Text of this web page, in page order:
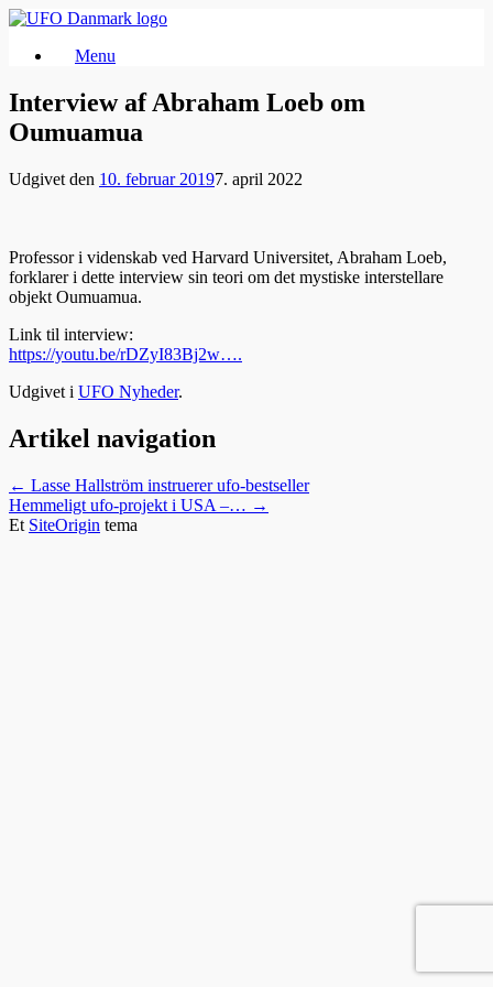
Gå
indhold
Menu
Interview af Abraham Loeb om
Oumuamua
Udgivet den 10. februar 20197. april 2022
Professor i videnskab ved Harvard Universitet, Abraham Loeb,
forklarer i dette interview sin teori om det mystiske interstellare
objekt Oumuamua.
Link til interview:
https://youtu.be/rDZyI83Bj2w….
Udgivet i UFO Nyheder.
Artikel navigation
← Lasse Hallström instruerer ufo-bestseller
Hemmeligt ufo-projekt i USA –… →
Et SiteOrigin tema